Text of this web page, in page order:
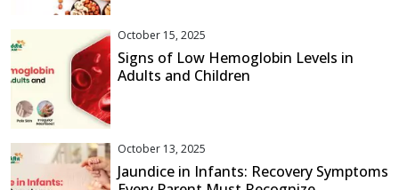
October 15, 2025
Signs of Low Hemoglobin Levels in
Adults and Children
October 13, 2025
Jaundice in Infants: Recovery Symptoms